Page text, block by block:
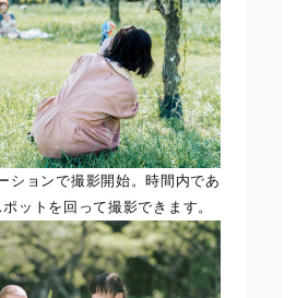
ションで撮影開始。時間内であ
ットを回って撮影できます。